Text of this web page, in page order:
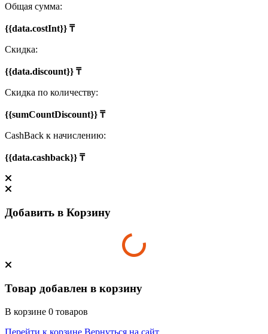
Общая сумма:
{{data.costInt}} ₸
Скидка:
{{data.discount}} ₸
Скидка по количеству:
{{sumCountDiscount}} ₸
CashBack к начислению:
{{data.cashback}} ₸
Добавить в Корзину
Товар добавлен в корзину
В корзине 0 товаров
Перейти к корзине Вернуться на сайт